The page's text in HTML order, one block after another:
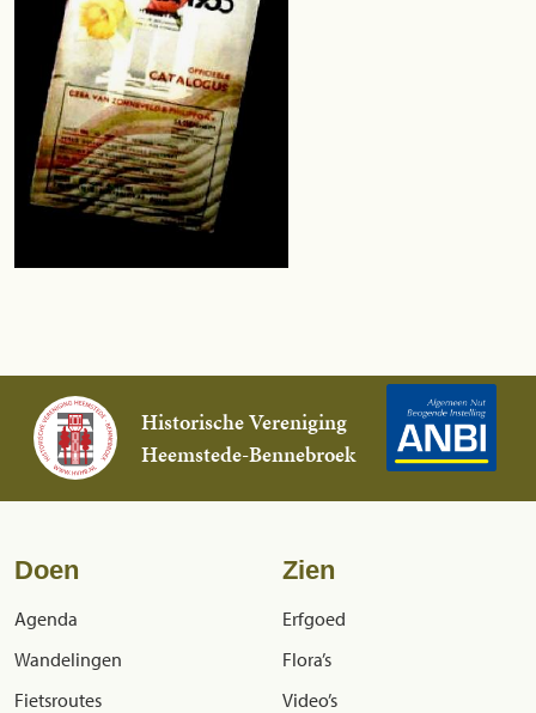
Historische Vereniging
Heemstede-Bennebroek
Doen
Agenda
Wandelingen
Fietsroutes
Zien
Erfgoed
Flora’s
Video’s